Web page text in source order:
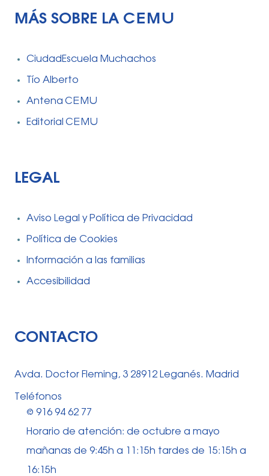
MÁS SOBRE LA CEMU
CiudadEscuela Muchachos
Tío Alberto
Antena CEMU
Editorial CEMU
LEGAL
Aviso Legal y Política de Privacidad
Política de Cookies
Información a las familias
Accesibilidad
CONTACTO
Avda. Doctor Fleming, 3 28912 Leganés. Madrid
Teléfonos
⅛ 916 94 62 77
Horario de atención: de octubre a mayo
mañanas de 9:45h a 11:15h tardes de 15:15h a
16:15h